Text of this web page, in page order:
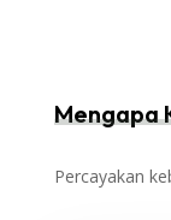
Mengapa
Percayakan